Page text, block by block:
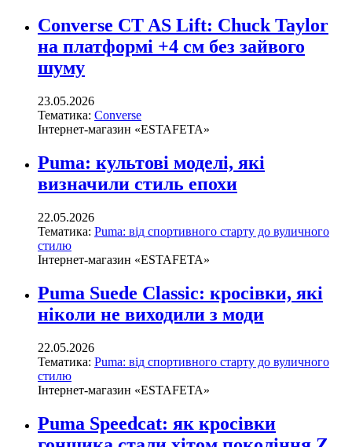
Converse CT AS Lift: Chuck Taylor
на платформі +4 см без зайвого
шуму
23.05.2026
Тематика: Converse
Інтернет-магазин «ESTAFETA»
Puma: культові моделі, які
визначили стиль епохи
22.05.2026
Тематика: Puma: від спортивного старту до вуличного
стилю
Інтернет-магазин «ESTAFETA»
Puma Suede Classic: кросівки, які
ніколи не виходили з моди
22.05.2026
Тематика: Puma: від спортивного старту до вуличного
стилю
Інтернет-магазин «ESTAFETA»
Puma Speedcat: як кросівки